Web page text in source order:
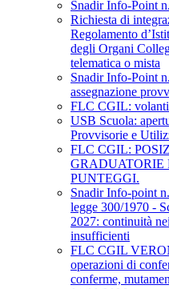
Snadir Info-Point
Richiesta di
Regolamento
degli Organi
telematica o mista
Snadir Info-Point
assegnazione
FLC CGIL:
USB Scuola:
Provvisorie e
FLC CGIL:
GRADUATORIE
PUNTEGGI.
Snadir Info-point
legge 300/1970 -
2027: continuità
insufficienti
FLC CGIL
operazioni di
conferme,